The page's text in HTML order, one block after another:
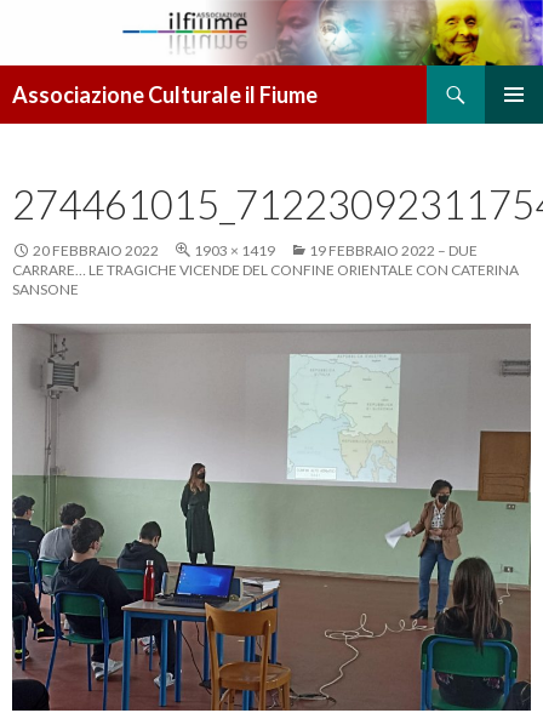
Associazione Culturale il Fiume
20 FEBBRAIO 2022 1903 × 1419
19 FEBBRAIO 2022 – DUE
CARRARE… LE TRAGICHE VICENDE DEL CONFINE ORIENTALE CON CATERINA
SANSONE